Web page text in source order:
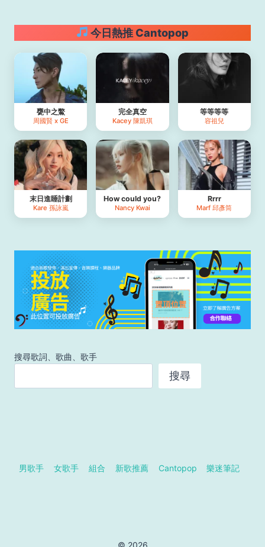
今日熱推 Cantopop
甕中之鱉
周國賢 x GE
完全真空
Kacey 陳凱琪
等等等等
容祖兒
末日進睡計劃
Kare 孫詠嵐
How could you?
Nancy Kwai
Rrrr
Marf 邱彥筒
搜尋歌詞、歌曲、歌手
搜尋
男歌手 女歌手 組合 新歌推薦 Cantopop 樂迷筆記